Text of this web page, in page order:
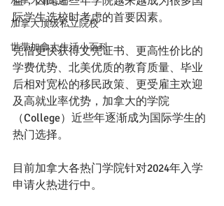
加拿大顶级私立院校
世带加拿大生活小百科
际学生选校时考虑的首要因素。
凭借更快获得文凭证书、更高性价比的
学费优势、北美优质的教育质量、毕业
后相对宽松的移民政策、更受雇主欢迎
及高就业率优势，加拿大的学院
（College）近些年逐渐成为国际学生的
热门选择。
目前加拿大各热门学院针对2024年入学
申请火热进行中。